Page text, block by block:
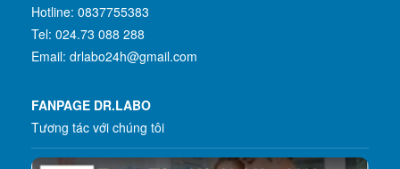
Hotline: 0837755383
Tel: 024.73 088 288
Email: drlabo24h@gmail.com
FANPAGE DR.LABO
Tương tác với chúng tôi